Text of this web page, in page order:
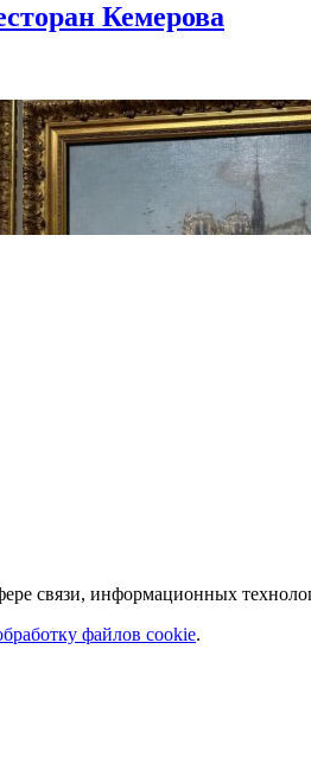
Кемерова
связи, информационных
файлов cookie.